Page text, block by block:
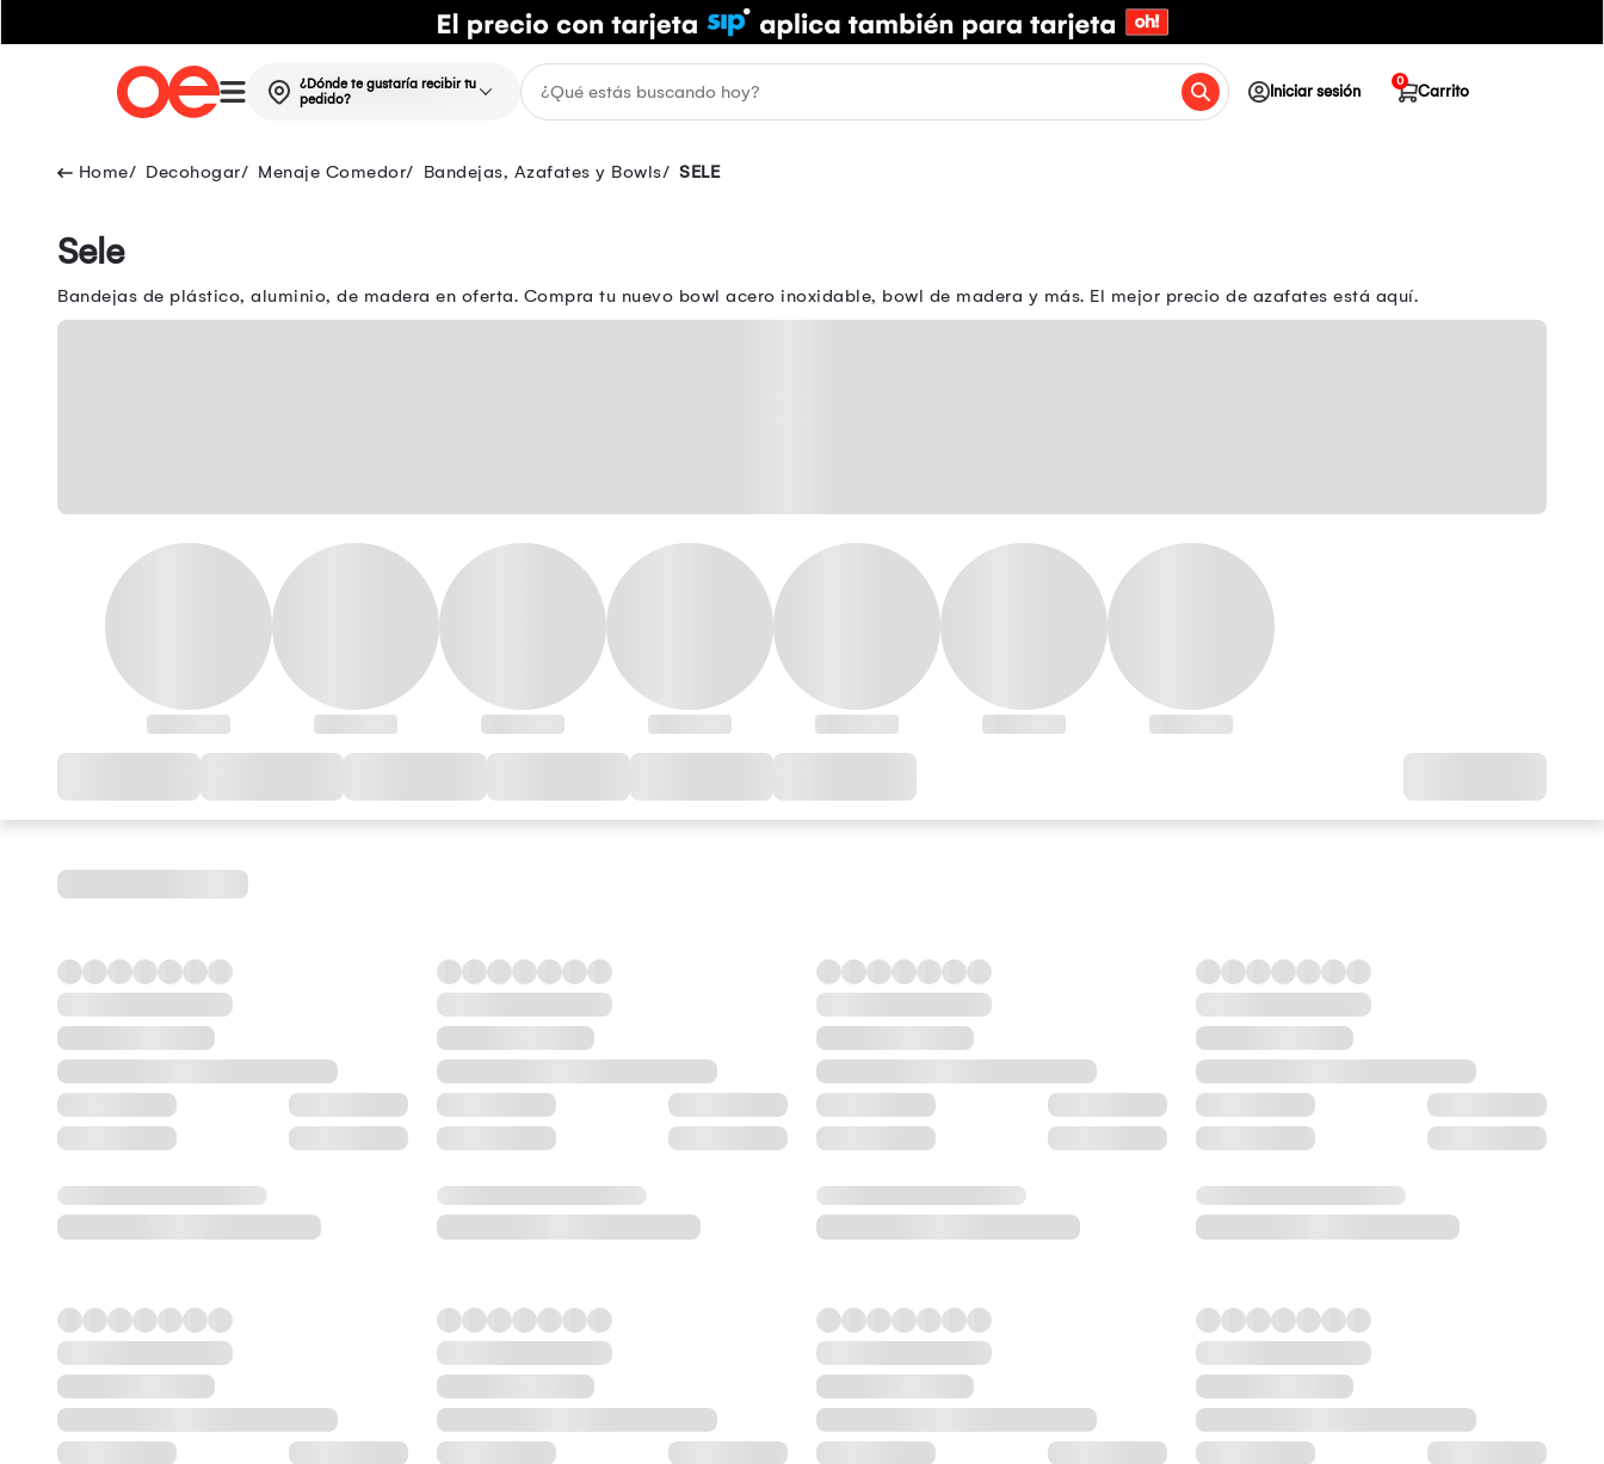
¿Dónde te gustaría recibir tu
pedido?
Iniciar sesión Carrito
0
Decohogar Menaje Comedor Bandejas, Azafates y Bowls SELE
Sele
Bandejas de plástico, aluminio, de madera en oferta. Compra tu nuevo bowl acero inoxidable, bowl de madera y más. El mejor precio de azafates está aquí.